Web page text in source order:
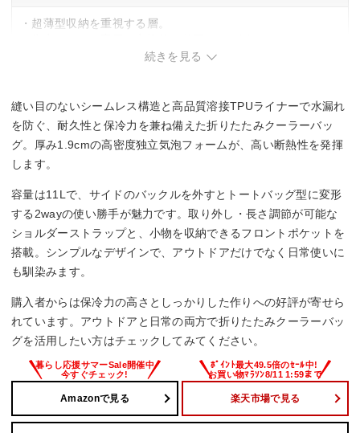
・超薄型収納を重視する層。
続きを見る
縫い目のないシームレス構造と高品質溶接TPUライナーで水漏れ
を防ぐ、耐久性と保冷力を兼ね備えた折りたたみクーラーバッ
グ。厚み1.9cmの高密度独立気泡フォームが、高い断熱性を発揮
します。
容量は11Lで、サイドのバックルを外すとトートバッグ型に変形
する2wayの使い勝手が魅力です。取り外し・長さ調節が可能な
ショルダーストラップと、小物を収納できるフロントポケットを
搭載。シンプルなデザインで、アウトドアだけでなく日常使いに
も馴染みます。
購入者からは保冷力の高さとしっかりした作りへの好評が寄せら
れています。アウトドアと日常の両方で折りたたみクーラーバッ
グを活用したい方はチェックしてみてください。
Amazonで見る 楽天市場で見る